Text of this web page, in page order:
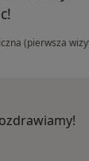
(pierwsza